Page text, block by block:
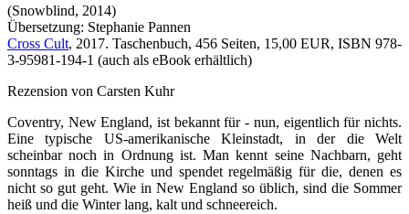
(Snowblind, 2014)
Übersetzung: Stephanie Pannen
Cross Cult, 2017. Taschenbuch, 456 Seiten, 15,00 EUR, ISBN 978-
3-95981-194-1 (auch als eBook erhältlich)
Rezension von Carsten Kuhr
Coventry, New England, ist bekannt für - nun, eigentlich für nichts.
Eine typische US-amerikanische Kleinstadt, in der die Welt
scheinbar noch in Ordnung ist. Man kennt seine Nachbarn, geht
sonntags in die Kirche und spendet regelmäßig für die, denen es
nicht so gut geht. Wie in New England so üblich, sind die Sommer
heiß und die Winter lang, kalt und schneereich.